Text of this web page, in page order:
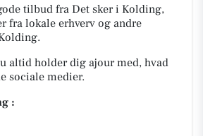
tilbud fra Det sker i Kolding,
fra lokale erhverv og andre
altid holder dig ajour med, hvad
sociale medier.
: